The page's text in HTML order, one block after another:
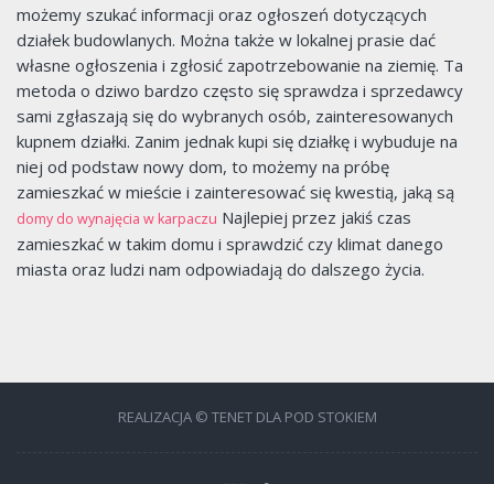
możemy szukać informacji oraz ogłoszeń dotyczących
działek budowlanych. Można także w lokalnej prasie dać
własne ogłoszenia i zgłosić zapotrzebowanie na ziemię. Ta
metoda o dziwo bardzo często się sprawdza i sprzedawcy
sami zgłaszają się do wybranych osób, zainteresowanych
kupnem działki. Zanim jednak kupi się działkę i wybuduje na
niej od podstaw nowy dom, to możemy na próbę
zamieszkać w mieście i zainteresować się kwestią, jaką są
domy do wynajęcia w karpaczu Najlepiej przez jakiś czas
zamieszkać w takim domu i sprawdzić czy klimat danego
miasta oraz ludzi nam odpowiadają do dalszego życia.
REALIZACJA © TENET DLA POD STOKIEM